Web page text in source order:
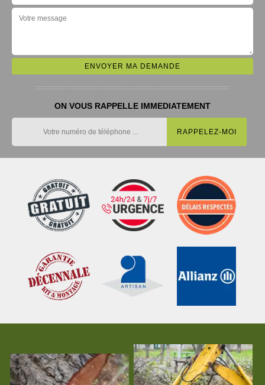
ON VOUS RAPPELLE IMMEDIATEMENT